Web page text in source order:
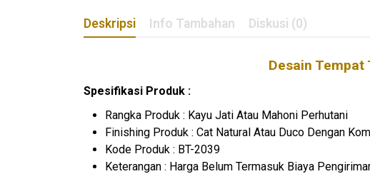
Deskripsi Info Tambahan Diskusi (0)
Desain Tempat
Spesifikasi Produk :
Rangka Produk : Kayu Jati Atau Mahoni Perhutani
Finishing Produk : Cat Natural Atau Duco Dengan
Kode Produk : BT-2039
Keterangan : Harga Belum Termasuk Biaya